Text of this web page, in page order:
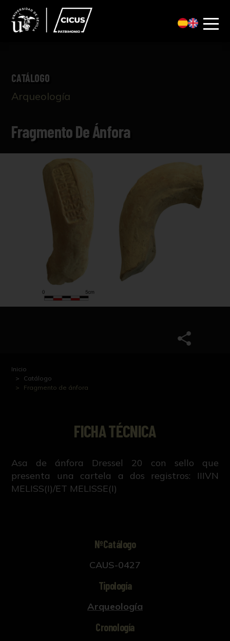
CATÁLOGO
Arqueología
Fragmento De Ánfora
Inicio
Catálogo
Fragmento de ánfora
FICHA TÉCNICA
Asa de ánfora Dressel 20 con sello que
presenta una cartela a dos registros: IIIVN
MELISS(I)/ET MELISSE(I)
NºCatálogo
CAUS-0427
Tipología
Arqueología
Cronología